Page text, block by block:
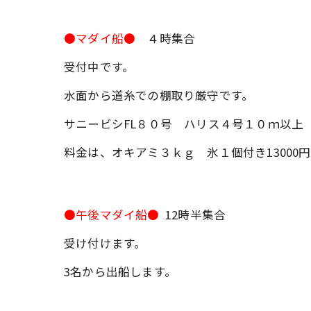
●マダイ船●
４時集合
受付中です。
水面から道糸での棚取り厳守です。
サニービシFL８０号 ハリス４号１０ｍ以上
料金は、オキアミ３ｋｇ 氷１個付き13000
●午後マダイ船● 12時半集合
受け付けます。
3名から出船します。